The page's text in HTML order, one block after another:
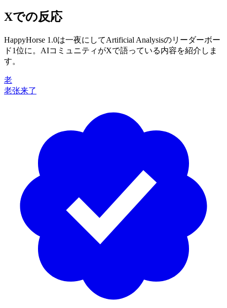
Xでの反応
HappyHorse 1.0は一夜にしてArtificial Analysisのリーダーボー
ド1位に。AIコミュニティがXで語っている内容を紹介しま
す。
老
老张来了